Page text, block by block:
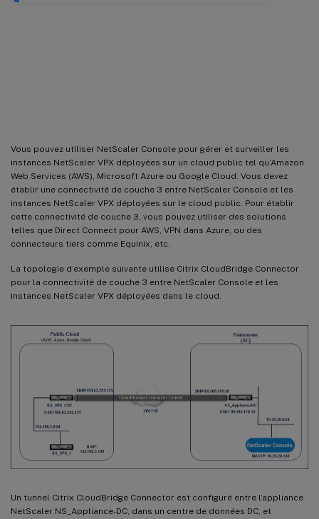
Vous pouvez utiliser NetScaler Console pour gérer et surveiller les
instances NetScaler VPX déployées sur un cloud public tel qu’Amazon
Web Services (AWS), Microsoft Azure ou Google Cloud. Vous devez
établir une connectivité de couche 3 entre NetScaler Console et les
instances NetScaler VPX déployées sur le cloud public. Pour établir
cette connectivité de couche 3, vous pouvez utiliser des solutions
telles que Direct Connect pour AWS, VPN dans Azure, ou des
connecteurs tiers comme Equinix, etc.
La topologie d’exemple suivante utilise Citrix CloudBridge Connector
pour la connectivité de couche 3 entre NetScaler Console et les
instances NetScaler VPX déployées dans le cloud.
Un tunnel Citrix CloudBridge Connector est configuré entre l’appliance
NetScaler NS_Appliance-DC, dans un centre de données DC, et